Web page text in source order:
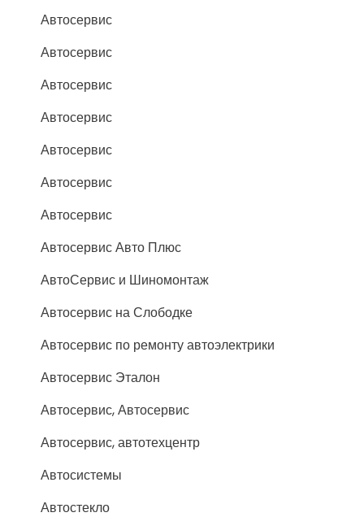
Автосервис
Автосервис
Автосервис
Автосервис
Автосервис
Автосервис
Автосервис
Автосервис Авто Плюс
АвтоСервис и Шиномонтаж
Автосервис на Слободке
Автосервис по ремонту автоэлектрики
Автосервис Эталон
Автосервис, Автосервис
Автосервис, автотехцентр
Автосистемы
Автостекло